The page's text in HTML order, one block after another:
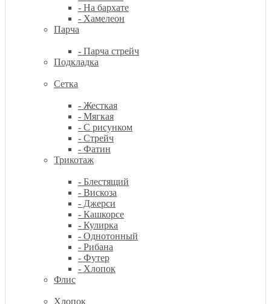
- На бархате
- Хамелеон
Парча
- Парча стрейч
Подкладка
Сетка
- Жесткая
- Мягкая
- С рисунком
- Стрейч
- Фатин
Трикотаж
- Блестящий
- Вискоза
- Джерси
- Кашкорсе
- Кулирка
- Однотонный
- Рибана
- Футер
- Хлопок
Флис
Хлопок